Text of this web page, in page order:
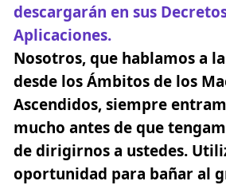
descargarán en sus
Aplicaciones.
Nosotros, que hablamos a
desde los Ámbitos de los
Ascendidos, siempre
mucho antes de que
de dirigirnos a ustedes.
oportunidad para bañar al